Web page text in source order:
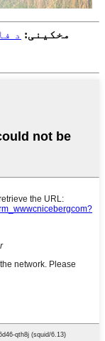
مخکینی: د